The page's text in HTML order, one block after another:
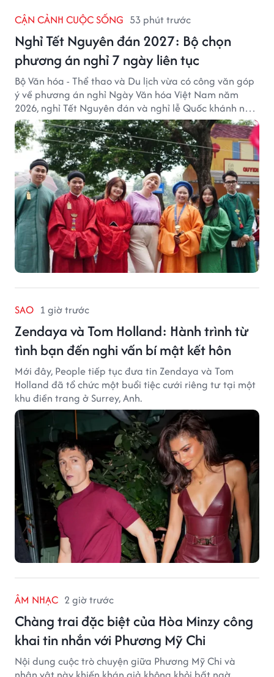
CẬN CẢNH CUỘC SỐNG 53 phút trước
Nghỉ Tết Nguyên đán 2027: Bộ chọn
phương án nghỉ 7 ngày liên tục
Bộ Văn hóa - Thể thao và Du lịch vừa có công văn góp
ý về phương án nghỉ Ngày Văn hóa Việt Nam năm
2026, nghỉ Tết Nguyên đán và nghỉ lễ Quốc khánh năm
2027.
SAO 1 giờ trước
Zendaya và Tom Holland: Hành trình từ
tình bạn đến nghi vấn bí mật kết hôn
Mới đây, People tiếp tục đưa tin Zendaya và Tom
Holland đã tổ chức một buổi tiệc cưới riêng tư tại một
khu điền trang ở Surrey, Anh.
ÂM NHẠC 2 giờ trước
Chàng trai đặc biệt của Hòa Minzy công
khai tin nhắn với Phương Mỹ Chi
Nội dung cuộc trò chuyện giữa Phương Mỹ Chi và